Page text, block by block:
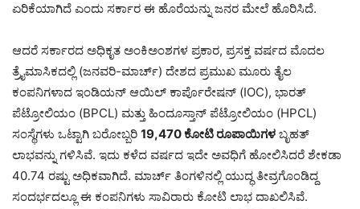
ಏರಿಕೆಯಾಗಿದೆ ಎಂದು ಸರ್ಕಾರ ಈ ಹೊರೆಯನ್ನು ಜನರ ಮೇಲೆ ಹೊರಿಸಿದೆ.
ಆದರೆ ಸರ್ಕಾರದ ಅಧಿಕೃತ ಅಂಕಿಅಂಶಗಳ ಪ್ರಕಾರ, ಪ್ರಸಕ್ತ ವರ್ಷದ ಮೊದಲ
ತ್ರೈಮಾಸಿಕದಲ್ಲಿ (ಜನವರಿ-ಮಾರ್ಚ್) ದೇಶದ ಪ್ರಮುಖ ಮೂರು ತೈಲ
ಕಂಪನಿಗಳಾದ ಇಂಡಿಯನ್ ಆಯಿಲ್ ಕಾರ್ಪೊರೇಷನ್ (IOC), ಭಾರತ್
ಪೆಟ್ರೋಲಿಯಂ (BPCL) ಮತ್ತು ಹಿಂದೂಸ್ತಾನ್ ಪೆಟ್ರೋಲಿಯಂ (HPCL)
ಸಂಸ್ಥೆಗಳು ಒಟ್ಟಾಗಿ ಬರೋಬ್ಬರಿ 19,470 ಕೋಟಿ ರೂಪಾಯಿಗಳ ಬೃಹತ್
ಲಾಭವನ್ನು ಗಳಿಸಿವೆ. ಇದು ಕಳೆದ ವರ್ಷದ ಇದೇ ಅವಧಿಗೆ ಹೋಲಿಸಿದರೆ ಶೇಕಡಾ
40.74 ರಷ್ಟು ಅಧಿಕವಾಗಿದೆ. ಮಾರ್ಚ್ ತಿಂಗಳಿನಲ್ಲಿ ಯುದ್ಧ ತೀವ್ರಗೊಂಡಿದ್ದ
ಸಂದರ್ಭದಲ್ಲೂ ಈ ಕಂಪನಿಗಳು ಸಾವಿರಾರು ಕೋಟಿ ಲಾಭ ದಾಖಲಿಸಿವೆ.